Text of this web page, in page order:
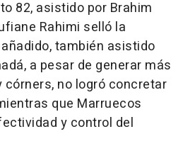
82, asistido por Brahim
Rahimi selló la
también asistido
a pesar de generar más
no logró concretar
que Marruecos
y control del